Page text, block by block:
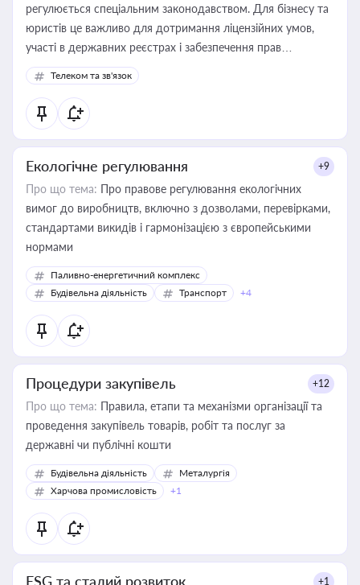
регулюється спеціальним законодавством. Для бізнесу та
юристів це важливо для дотримання ліцензійних умов,
участі в державних реєстрах і забезпечення прав
споживачів.
Телеком та зв'язок
Екологічне регулювання +9
Про що тема: Про правове регулювання екологічних
вимог до виробництв, включно з дозволами, перевірками,
стандартами викидів і гармонізацією з європейськими
нормами
Паливно-енергетичний комплекс
Будівельна діяльність
Транспорт +4
Процедури закупівель +12
Про що тема: Правила, етапи та механізми організації та
проведення закупівель товарів, робіт та послуг за
державні чи публічні кошти
Будівельна діяльність
Металургія
Харчова промисловість
+1
ESG та сталий розвиток +1